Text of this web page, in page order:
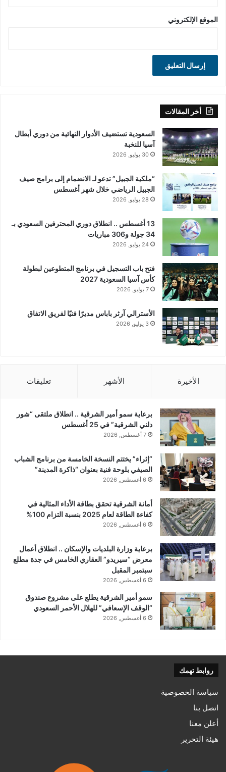
الموقع الإلكتروني
أخر المقالات
السعودية تستضيف الأدوار النهائية من دوري أبطال
آسيا للنخبة
30 يوليو, 2026
“ملكية الجبيل” تدعو لـ الانضمام إلى برامج صيف
الجبيل الرياضي خلال شهر أغسطس
28 يوليو, 2026
13 أغسطس .. انطلاق دوري المحترفين السعودي بـ
34 جولة و306 مباريات
24 يوليو, 2026
فتح باب التسجيل في برنامج المتطوعين لبطولة
كأس آسيا السعودية 2027
7 يوليو, 2026
الأسترالي آرثر باباس مديرًا فنيًا لفريق الاتفاق
3 يوليو, 2026
الأخيرة الأشهر تعليقات
برعاية سمو أمير الشرقية .. انطلاق ملتقى “شور
دلني الشرقية” في 25 أغسطس
7 أغسطس, 2026
“إثراء” يختتم النسخة الخامسة من برنامج الشباب
الصيفي بلوحة فنية بعنوان “ذاكرة المدينة”
6 أغسطس, 2026
أمانة الشرقية تحقق بطاقة الأداء المثالية في
كفاءة الطاقة لعام 2025 بنسبة التزام 100%
6 أغسطس, 2026
برعاية وزارة البلديات والإسكان .. انطلاق أعمال
معرض “سيريدو” العقاري الخامس في جدة مطلع
سبتمبر المقبل
6 أغسطس, 2026
سمو أمير الشرقية يطلع على مشروع صندوق
“الوقف الإسعافي” للهلال الأحمر السعودي
6 أغسطس, 2026
روابط تهمك
سياسة الخصوصية
اتصل بنا
أعلن معنا
هيئة التحرير